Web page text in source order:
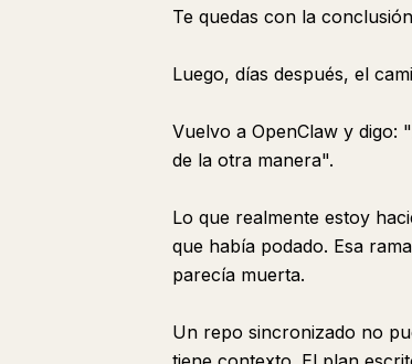
Te quedas con la
Luego, días después, el
Vuelvo a OpenClaw y digo:
de la otra manera".
Lo que realmente estoy
que había podado. Esa
parecía muerta.
Un repo sincronizado no